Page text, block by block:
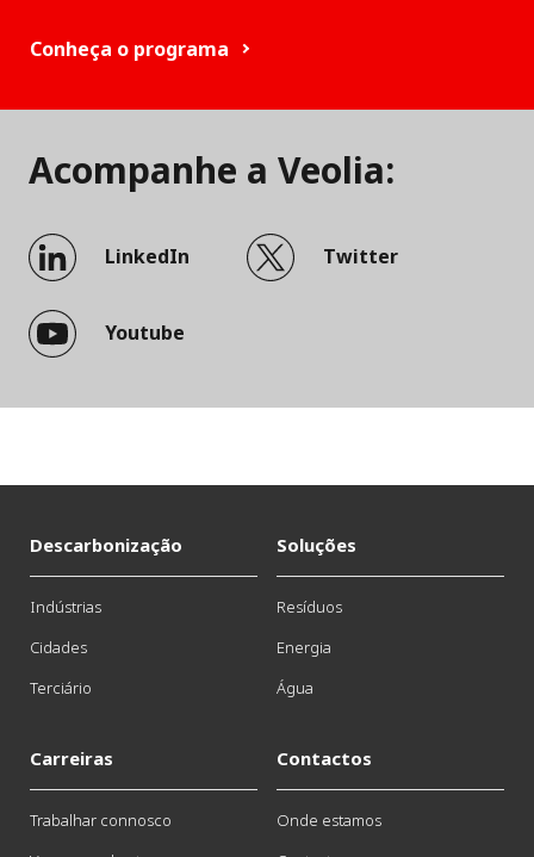
Conheça o programa
Acompanhe a Veolia:
LinkedIn Twitter
Youtube
Descarbonização
Indústrias
Cidades
Terciário
Soluções
Resíduos
Energia
Água
Carreiras
Trabalhar connosco
Contactos
Onde estamos